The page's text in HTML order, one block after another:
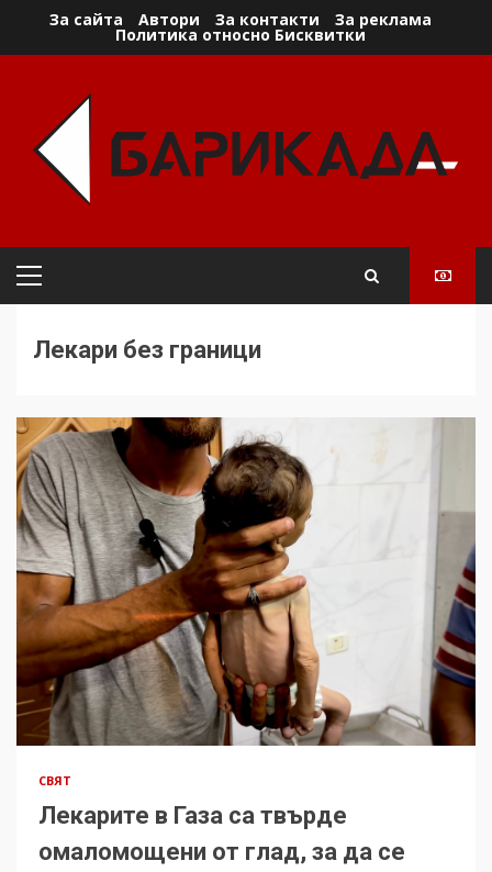
За сайта Автори За контакти За реклама
Политика относно Бисквитки
Primary
Лекари без граници
СВЯТ
Лекарите в Газа са твърде
омаломощени от глад, за да се